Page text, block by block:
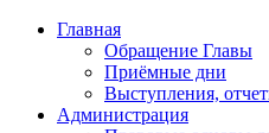
Главная
Обращение Главы
Приёмные дни
Выступления,
Администрация